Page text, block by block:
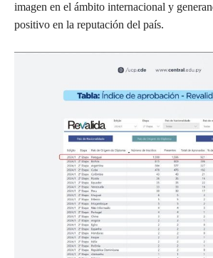
imagen en el ámbito internacional y
positivo en la reputación del país.